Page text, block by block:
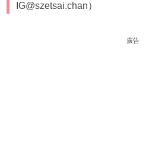
IG@szetsai.chan）
廣告